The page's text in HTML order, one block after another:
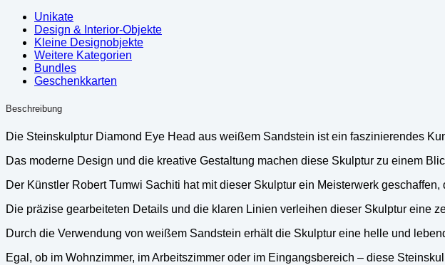
Unikate
Design & Interior-Objekte
Kleine Designobjekte
Weitere Kategorien
Bundles
Geschenkkarten
Beschreibung
Die Steinskulptur Diamond Eye Head aus weißem Sandstein ist ein faszinierendes
Das moderne Design und die kreative Gestaltung machen diese Skulptur zu einem
Der Künstler Robert Tumwi Sachiti hat mit dieser Skulptur ein Meisterwerk
Die präzise gearbeiteten Details und die klaren Linien verleihen dieser Skulptur eine
Durch die Verwendung von weißem Sandstein erhält die Skulptur eine helle und
Egal, ob im Wohnzimmer, im Arbeitszimmer oder im Eingangsbereich – diese